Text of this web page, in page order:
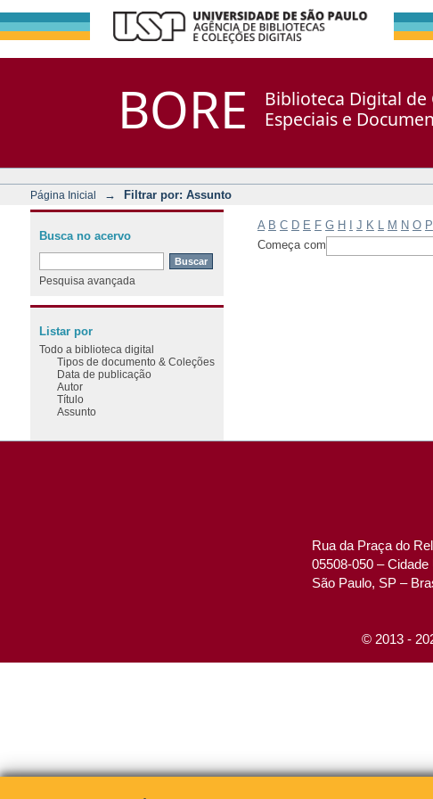
BORE
Biblioteca Digital de
Especiais e
Página Inicial → Filtrar por: Assunto
A B C D E F G H J K M N O P
Começa com
Busca no acervo
Pesquisa avançada
Listar por
Todo a biblioteca digital
Tipos de documento & Coleções
Data de publicação
Autor
Título
Assunto
Rua da Praça do
05508-050 –
São Paulo, SP –
© 2013 -